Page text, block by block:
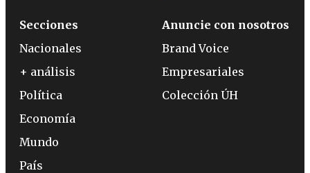
Secciones
Nacionales
+ análisis
Política
Economía
Mundo
País
Anuncie con nosotros
Brand Voice
Empresariales
Colección ÚH